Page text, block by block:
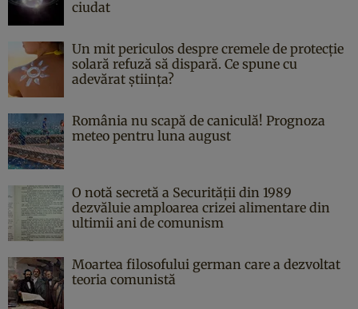
ciudat
Un mit periculos despre cremele de protecție
solară refuză să dispară. Ce spune cu
adevărat știința?
România nu scapă de caniculă! Prognoza
meteo pentru luna august
O notă secretă a Securității din 1989
dezvăluie amploarea crizei alimentare din
ultimii ani de comunism
Moartea filosofului german care a dezvoltat
teoria comunistă